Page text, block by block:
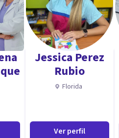
Jessica Perez
Rubio
Florida
Ver perfil